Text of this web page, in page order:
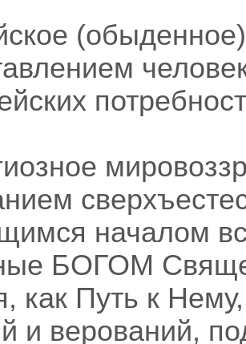
началом
БОГОМ
как Путь к
и верований,